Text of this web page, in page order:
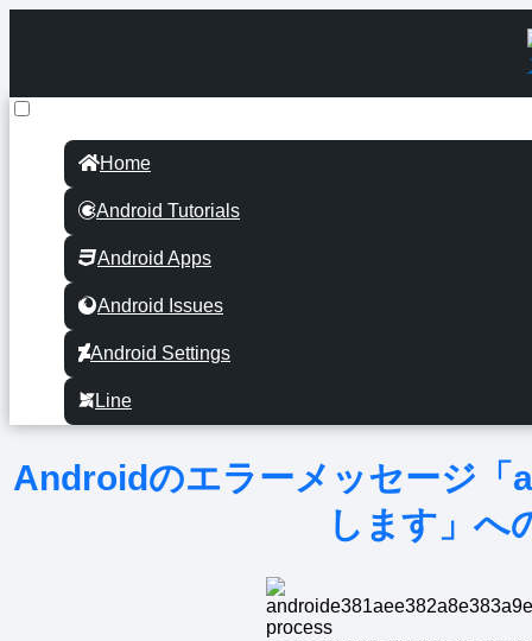
Home
Android Tutorials
Android Apps
Android Issues
Android Settings
Line
Androidのエラーメッセージ
します」へ